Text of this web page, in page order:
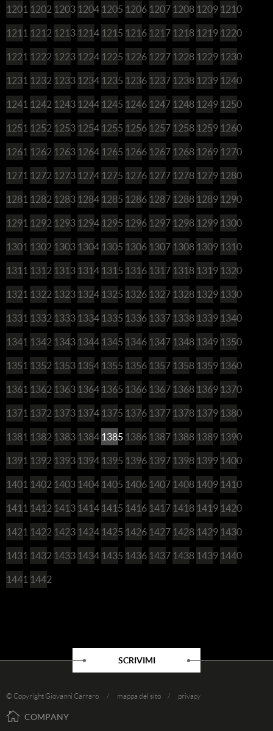
1201 1202 1203 1204 1205 1206 1207 1208 1209 1210
1211 1212 1213 1214 1215 1216 1217 1218 1219 1220
1221 1222 1223 1224 1225 1226 1227 1228 1229 1230
1231 1232 1233 1234 1235 1236 1237 1238 1239 1240
1241 1242 1243 1244 1245 1246 1247 1248 1249 1250
1251 1252 1253 1254 1255 1256 1257 1258 1259 1260
1261 1262 1263 1264 1265 1266 1267 1268 1269 1270
1271 1272 1273 1274 1275 1276 1277 1278 1279 1280
1281 1282 1283 1284 1285 1286 1287 1288 1289 1290
1291 1292 1293 1294 1295 1296 1297 1298 1299 1300
1301 1302 1303 1304 1305 1306 1307 1308 1309 1310
1311 1312 1313 1314 1315 1316 1317 1318 1319 1320
1321 1322 1323 1324 1325 1326 1327 1328 1329 1330
1331 1332 1333 1334 1335 1336 1337 1338 1339 1340
1341 1342 1343 1344 1345 1346 1347 1348 1349 1350
1351 1352 1353 1354 1355 1356 1357 1358 1359 1360
1361 1362 1363 1364 1365 1366 1367 1368 1369 1370
1371 1372 1373 1374 1375 1376 1377 1378 1379 1380
1381 1382 1383 1384 1385 1386 1387 1388 1389 1390
1391 1392 1393 1394 1395 1396 1397 1398 1399 1400
1401 1402 1403 1404 1405 1406 1407 1408 1409 1410
1411 1412 1413 1414 1415 1416 1417 1418 1419 1420
1421 1422 1423 1424 1425 1426 1427 1428 1429 1430
1431 1432 1433 1434 1435 1436 1437 1438 1439 1440
1441 1442
SCRIVIMI
© Copyright Giovanni Carraro / mappa del sito / privacy
COMPANY